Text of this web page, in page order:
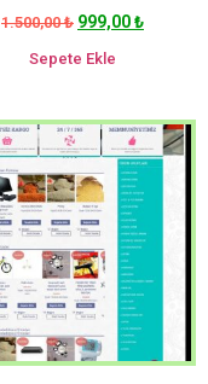
1.500,00₺ 999,00₺
Sepete Ekle